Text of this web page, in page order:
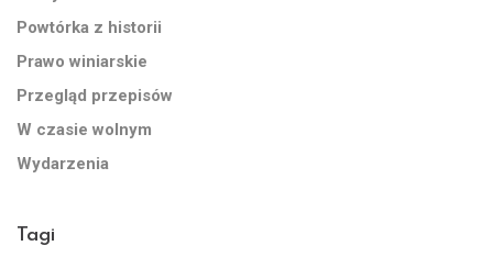
Powtórka z historii
Prawo winiarskie
Przegląd przepisów
W czasie wolnym
Wydarzenia
Tagi